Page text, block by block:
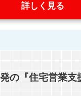
詳しく見る
の『住宅営業支